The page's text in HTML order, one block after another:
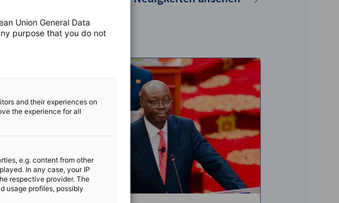
Union General Data
purpose that you do not
and their experiences on
the experience for all
e.g. content from other
In any case, your IP
respective provider. The
usage profiles, possibly